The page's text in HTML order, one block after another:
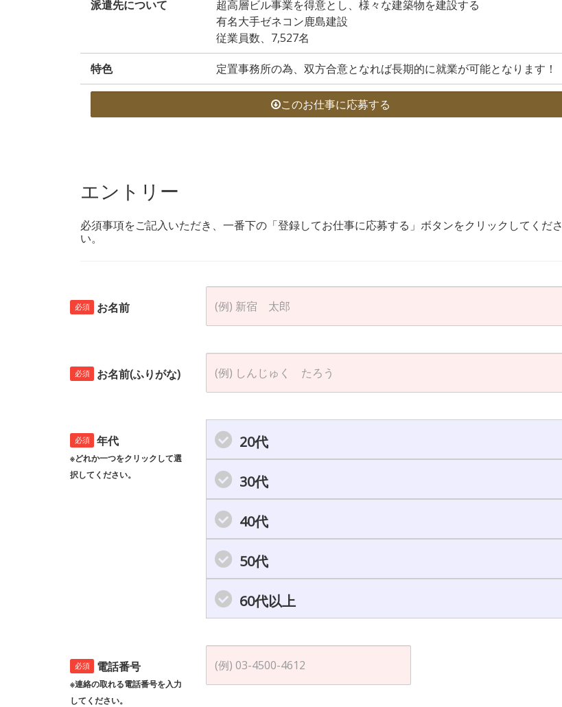
派遣先について
超高層ビル事業を得意とし、様々な建築物を建設する
有名大手ゼネコン鹿島建設
従業員数、7,527名
特色 定置事務所の為、双方合意となれば長期的に就業が可能となります！
このお仕事に応募する
エントリー
必須事項をご記入いただき、一番下の「登録してお仕事に応募する」ボタンをクリックしてくださ
い。
必須 お名前
必須 お名前(ふりがな)
必須 年代
※どれか一つをクリックして選
択してください。
20代
30代
40代
50代
60代以上
必須 電話番号
※連絡の取れる電話番号を入力
してください。